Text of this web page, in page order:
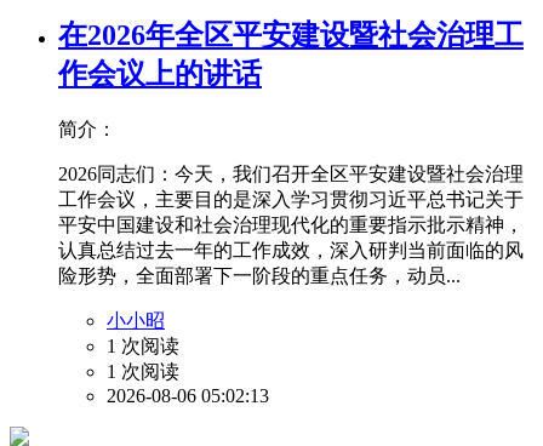
在2026年全区平安建设暨社会治理工
作会议上的讲话
简介：
2026同志们：今天，我们召开全区平安建设暨社会治理
工作会议，主要目的是深入学习贯彻习近平总书记关于
平安中国建设和社会治理现代化的重要指示批示精神，
认真总结过去一年的工作成效，深入研判当前面临的风
险形势，全面部署下一阶段的重点任务，动员...
小小昭
1 次阅读
1 次阅读
2026-08-06 05:02:13